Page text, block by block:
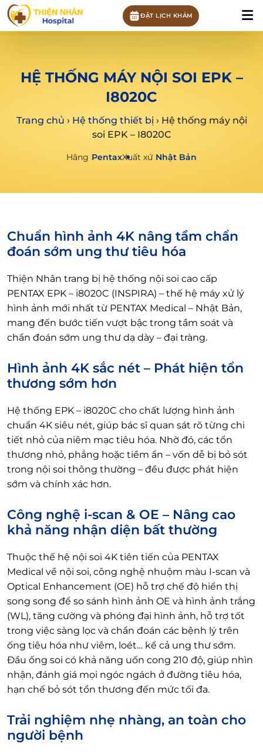
ĐẶT LỊCH KHÁM
HỆ THỐNG MÁY NỘI SOI EPK –
I8020C
Trang chủ › Hệ thống thiết bị› Hệ thống máy nội
soi EPK – I8020C
Hãng PentaxXuất xứ Nhật Bản
Chuẩn hình ảnh 4K nâng tầm chẩn
đoán sớm ung thư tiêu hóa
Thiện Nhân trang bị hệ thống nội soi cao cấp
PENTAX EPK – i8020C (INSPIRA) – thế hệ máy xử lý
hình ảnh mới nhất từ PENTAX Medical – Nhật Bản,
mang đến bước tiến vượt bậc trong tầm soát và
chẩn đoán sớm ung thư dạ dày – đại tràng.
Hình ảnh 4K sắc nét – Phát hiện tổn
thương sớm hơn
Hệ thống EPK – i8020C cho chất lượng hình ảnh
chuẩn 4K siêu nét, giúp bác sĩ quan sát rõ từng chi
tiết nhỏ của niêm mạc tiêu hóa. Nhờ đó, các tổn
thương nhỏ, phẳng hoặc tiềm ẩn – vốn dễ bị bỏ sót
trong nội soi thông thường – đều được phát hiện
sớm và chính xác hơn.
Công nghệ i-scan & OE – Nâng cao
khả năng nhận diện bất thường
Thuộc thế hệ nội soi 4K tiên tiến của PENTAX
Medical về nội soi, công nghệ nhuộm màu I-scan và
Optical Enhancement (OE) hỗ trợ chế độ hiển thị
song song để so sánh hình ảnh OE và hình ảnh trắng
(WL), tăng cường và phóng đại hình ảnh, hỗ trợ tốt
trong việc sàng lọc và chẩn đoán các bệnh lý trên
ống tiêu hóa như viêm, loét… kể cả ung thư sớm.
Đầu ống soi có khả năng uốn cong 210 độ, giúp nhìn
nhận, đánh giá mọi ngóc ngách ở đường tiêu hóa,
hạn chế bỏ sót tổn thương đến mức tối đa.
Trải nghiệm nhẹ nhàng, an toàn cho
người bệnh